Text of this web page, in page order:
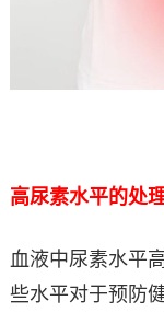
高尿素水平的处
血液中尿素水平
些水平对于预防